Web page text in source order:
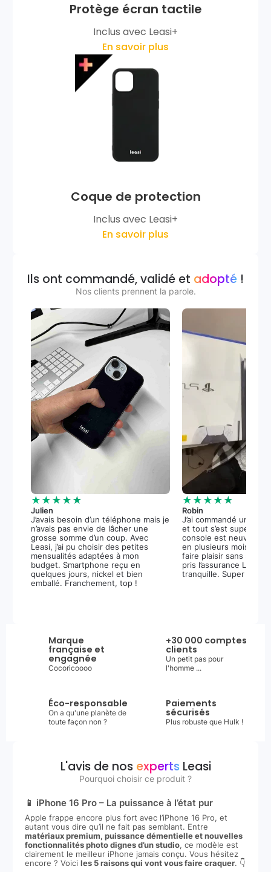
Protège écran tactile
Inclus avec Leasi+
En savoir plus
Coque de protection
Inclus avec Leasi+
En savoir plus
Ils ont commandé, validé et adopté !
Nos clients prennent la parole.
★★★★★
Julien
J’avais besoin d’un téléphone mais je
n’avais pas envie de lâcher une
grosse somme d’un coup. Avec
Leasi, j’ai pu choisir des petites
mensualités adaptées à mon
budget. Smartphone reçu en
quelques jours, nickel et bien
emballé. Franchement, top !
★★★★★
Robin
J’ai commandé une
et tout s’est super
console est neuve, et
en plusieurs mois m’a
faire plaisir sans stress.
pris l’assurance
tranquille. Super
Marque
française et
engagnée
Cocoricoooo
+30 000 comptes
clients
Un petit pas pour
l'homme ...
Éco-responsable
On a qu'une planète de
toute façon non ?
Paiements
sécurisés
Plus robuste que Hulk !
L'avis de nos expertsLeasi
Pourquoi choisir ce produit ?
📱 iPhone 16 Pro – La puissance à l’état pur
Apple frappe encore plus fort avec l’iPhone 16 Pro, et
autant vous dire qu’il ne fait pas semblant. Entre
matériaux premium, puissance démentielle et nouvelles
fonctionnalités photo dignes d’un studio, ce modèle est
clairement le meilleur iPhone jamais conçu. Vous hésitez
encore ? Voici les 5 raisons qui vont vous faire craquer. 👇